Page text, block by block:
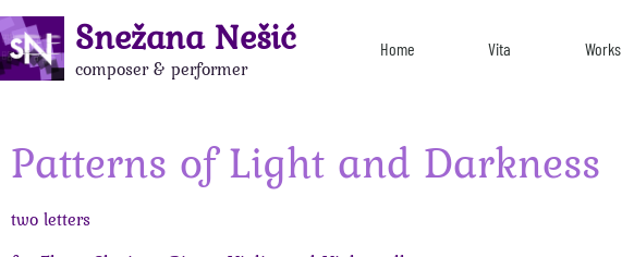
Snežana Nešić
composer & performer
Home Vita Works
Patterns of Light and Darkness
two letters